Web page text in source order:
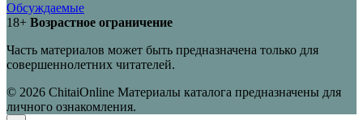
Обсуждаемые
18+ Возрастное ограничение
Часть материалов может быть предназначена только для
совершеннолетних читателей.
© 2026 ChitaiOnline Материалы каталога предназначены для
личного ознакомления.